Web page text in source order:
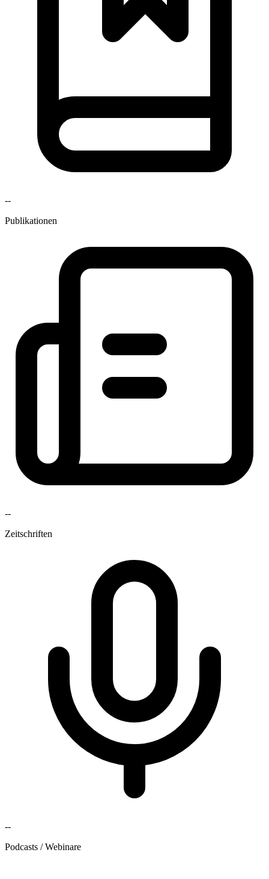
--
Publikationen
--
Zeitschriften
--
Podcasts / Webinare